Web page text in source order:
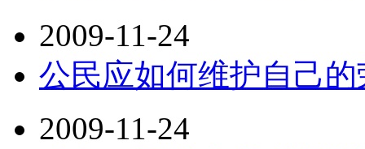
2009-11-24
公民应如何维护自己
2009-11-24